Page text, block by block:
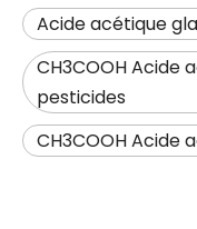
Acide acétique
CH3COOH Acide
pesticides
CH3COOH Acide